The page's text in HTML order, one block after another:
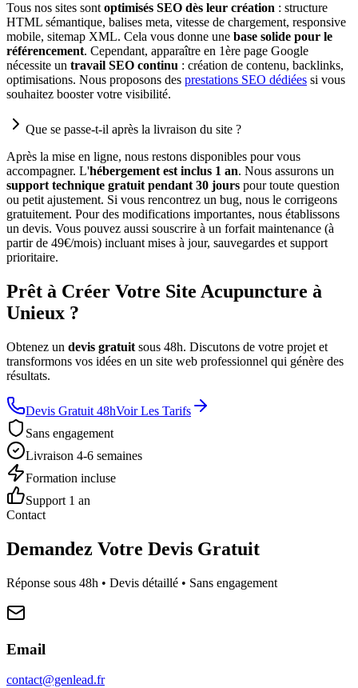
Tous nos sites sont optimisés SEO dès leur création : structure
HTML sémantique, balises meta, vitesse de chargement, responsive
mobile, sitemap XML. Cela vous donne une base solide pour le
référencement. Cependant, apparaître en 1ère page Google
nécessite un travail SEO continu : création de contenu, backlinks,
optimisations. Nous proposons des prestations SEO dédiées si vous
souhaitez booster votre visibilité.
Que se passe-t-il après la livraison du site ?
Après la mise en ligne, nous restons disponibles pour vous
accompagner. L'hébergement est inclus 1 an. Nous assurons un
support technique gratuit pendant 30 jours pour toute question
ou petit ajustement. Si vous rencontrez un bug, nous le corrigeons
gratuitement. Pour des modifications importantes, nous établissons
un devis. Vous pouvez aussi souscrire à un forfait maintenance (à
partir de 49€/mois) incluant mises à jour, sauvegardes et support
prioritaire.
Prêt à Créer Votre Site Acupuncture à
Unieux ?
Obtenez un devis gratuit sous 48h. Discutons de votre projet et
transformons vos idées en un site web professionnel qui génère des
résultats.
Devis Gratuit 48hVoir Les Tarifs
Sans engagement
Livraison 4-6 semaines
Formation incluse
Support 1 an
Contact
Demandez Votre Devis Gratuit
Réponse sous 48h • Devis détaillé • Sans engagement
Email
contact@genlead.fr